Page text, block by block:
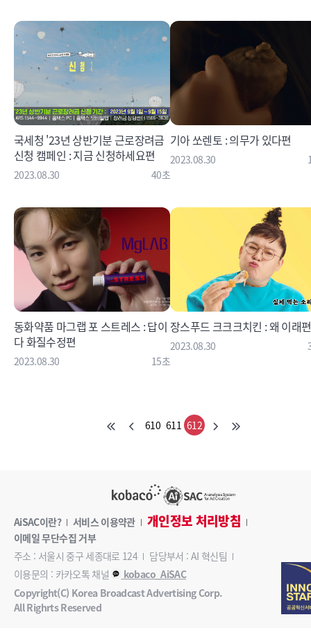
국세청 '23년 상반기분 근로장려금
신청 캠페인 : 지금 신청하세요편
2023.08.30 40초
기아 쏘렌토 : 의무가 있다편
2023.08.30
동화약품 마그랩 포 스트레스 : 답이
다 화질수정편
2023.08.30 15초
장스푸드 크크크치킨 : 왜 이래편
2023.08.30
610 611 612
AiSAC이란? 서비스 이용약관 개인정보 처리방침
이메일 무단수집 거부
주소 : 서울시 중구 세종대로 124
담당부서 : AI 혁신팀
이용문의 : 카카오톡 채널
kobaco_AiSAC
Copyright(C) Korea Broadcast Advertising Corp.
All Righrts Reserved